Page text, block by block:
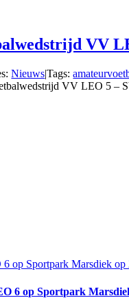
VV
Nieuws|Tags:
VV LEO 5 –
op Sportpark Marsdiek
6 op Sportpark